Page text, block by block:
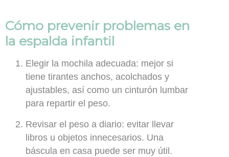
Cómo prevenir problemas en
la espalda infantil
Elegir la mochila adecuada: mejor si
tiene tirantes anchos, acolchados y
ajustables, así como un cinturón lumbar
para repartir el peso.
Revisar el peso a diario: evitar llevar
libros u objetos innecesarios. Una
báscula en casa puede ser muy útil.